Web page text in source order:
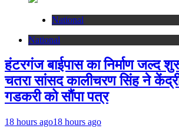
National
National
हंटरगंज बाईपास का निर्माण जल्द
चतरा सांसद कालीचरण सिंह ने
गडकरी को सौंपा पत्र
18 hours ago18 hours ago